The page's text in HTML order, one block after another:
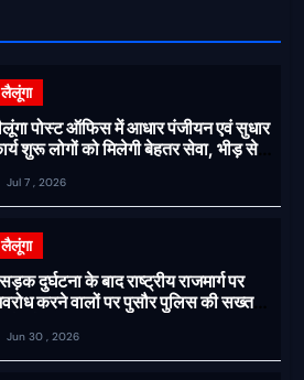
लैलूंगा
पोस्ट ऑफिस में आधार पंजीयन एवं सुधार
शुरू लोगों को मिलेगी बेहतर सेवा, भीड़ से
Jul 7 , 2026
लैलूंगा
दुर्घटना के बाद राष्ट्रीय राजमार्ग पर
करने वालों पर पुसौर पुलिस की सख्त
Jun 30 , 2026